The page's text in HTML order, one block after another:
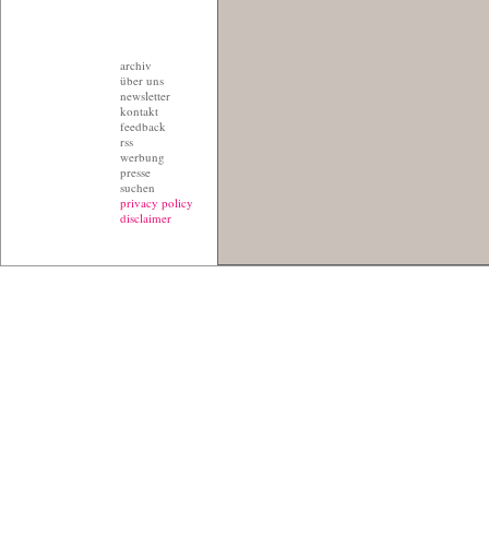
archiv
über uns
newsletter
kontakt
feedback
rss
werbung
presse
suchen
privacy policy
disclaimer